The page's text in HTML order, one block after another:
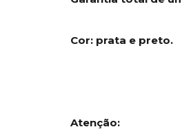
Cor: prata e preto.
Atenção: